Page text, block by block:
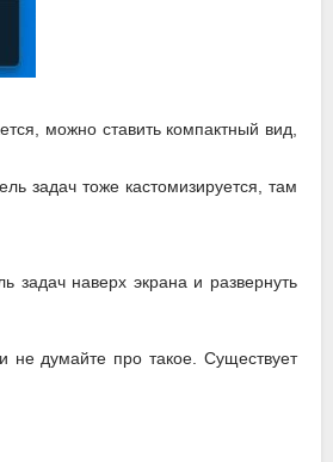
можно ставить компактный вид,
задач тоже кастомизируется, там
наверх экрана и развернуть
не думайте про такое. Существует